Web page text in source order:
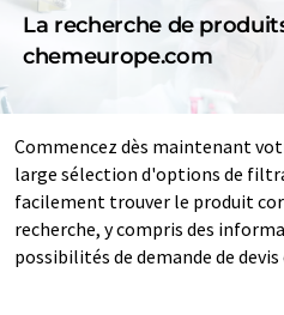
La recherche de
chemeurope.com
Commencez dès maintenant
large sélection d'options de
facilement trouver le produit
recherche, y compris des
possibilités de demande de